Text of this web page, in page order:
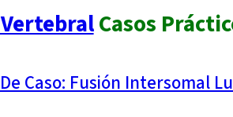
Casos
Caso: Fusión Intersomal